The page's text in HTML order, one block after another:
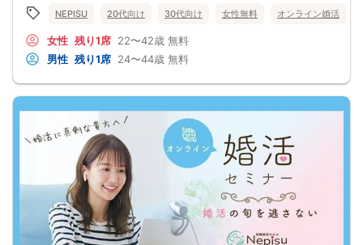
・セミナー当日、セミナーの進行をスムーズに行う為、スタッフの指示に従って
ください。
・悪質な場合は今後一切弊社のイベントに参加できなくなる可能性があります。
・弊社ではセミナー中やセミナー終了後発生したトラブルには一切関与いたしま
せん。
可能な方に限ります。(For Japanese people only)
NEPISU 20代向け 30代向け 女性無料 オンライン婚活
女性 残り1席 22〜42歳 無料
男性 残り1席 24〜44歳 無料